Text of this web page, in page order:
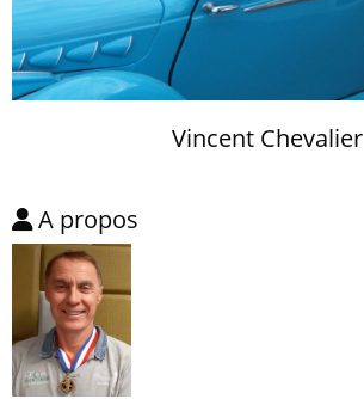
Vincent Chevalier
A propos